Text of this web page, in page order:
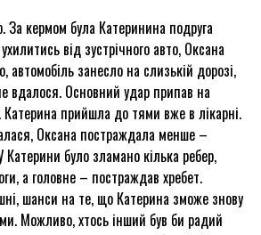
За кермом була Катеринина подруга
від зустрічного авто, Оксана
автомобіль занесло на слизькій дорозі,
вдалося. Основний удар припав на
Катерина прийшла до тями вже в лікарні.
Оксана постраждала менше –
Катерини було зламано кілька ребер,
а головне – постраждав хребет.
шанси на те, що Катерина зможе знову
Можливо, хтось інший був би радий